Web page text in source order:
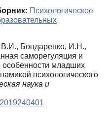
Психологическое
Бондаренко, И.Н.,
саморегуляция и
особенности младших
психологического
наука и